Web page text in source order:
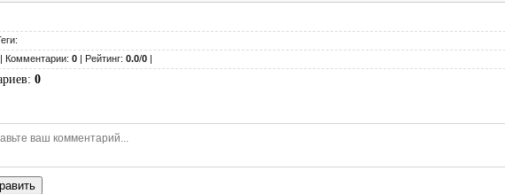
| Комментарии: 0 | Рейтинг: 0.0/0 |
: 0